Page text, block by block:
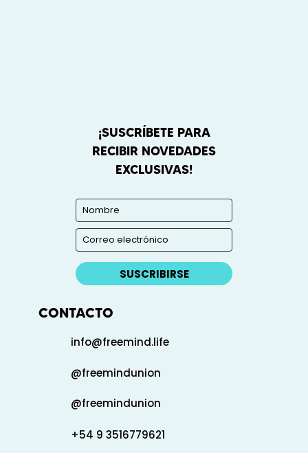
¡SUSCRÍBETE PARA
RECIBIR NOVEDADES
EXCLUSIVAS!
SUSCRIBIRSE
CONTACTO
info@freemind.life
@freemindunion
@freemindunion
+54 9 3516779621